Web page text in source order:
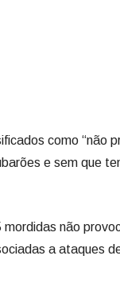
como “não
e sem que
não
a ataques